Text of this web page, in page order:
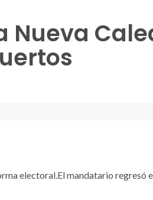
Nueva
electoral.El mandatario regresó